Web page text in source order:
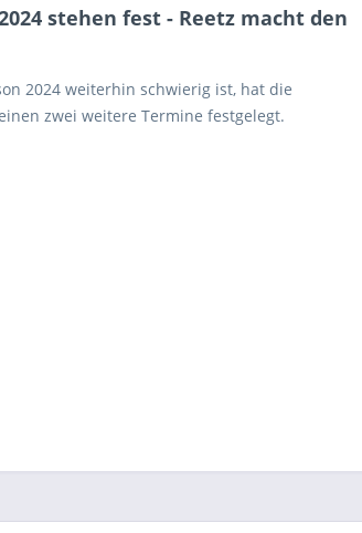
stehen fest - Reetz macht den
2024 weiterhin schwierig ist, hat die
zwei weitere Termine festgelegt.